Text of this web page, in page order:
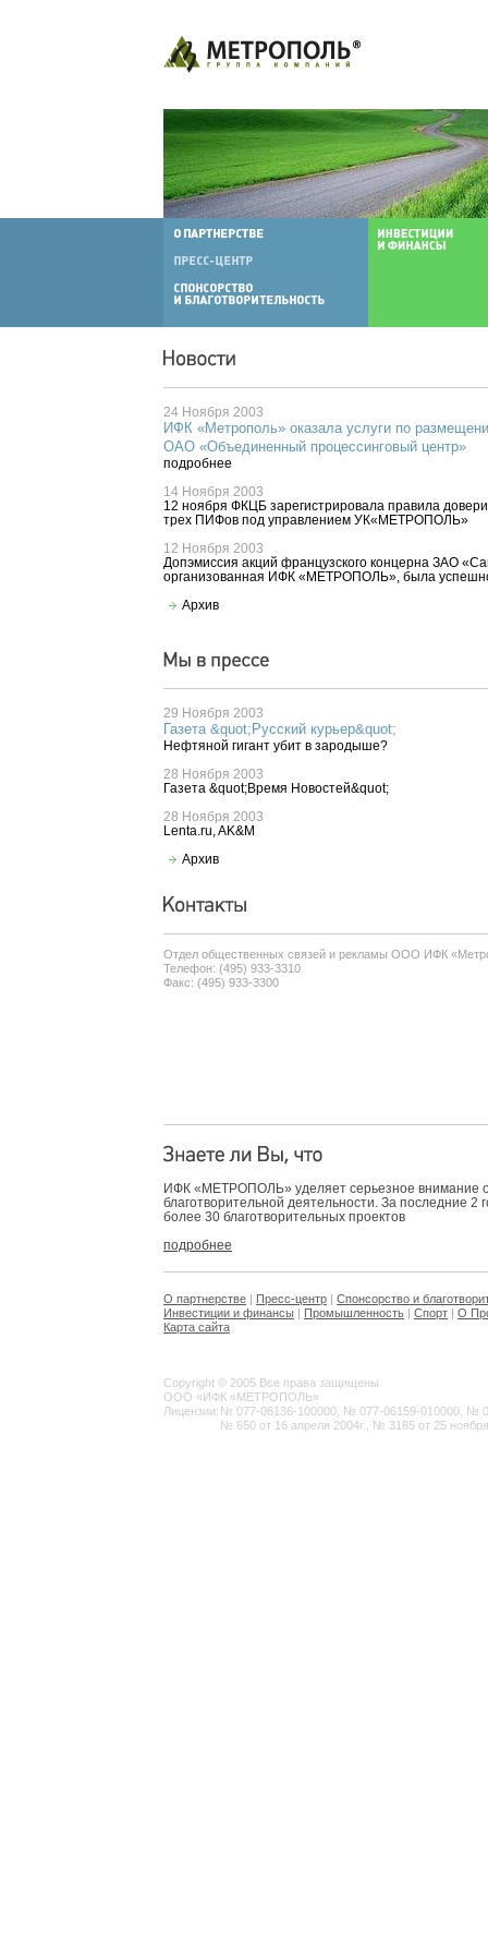
24 Ноября 2003
ИФК «Метрополь» оказала услуги по
ОАО «Объединенный процессинговый центр»
подробнее
14 Ноября 2003
12 ноября ФКЦБ зарегистрировала правила
трех ПИФов под управлением УК«МЕТРОПОЛЬ»
12 Ноября 2003
Допэмиссия акций французского концерна ЗАО
организованная ИФК «МЕТРОПОЛЬ», была
Архив
29 Ноября 2003
Газета &quot;Русский курьер&quot;
Нефтяной гигант убит в зародыше?
28 Ноября 2003
Газета &quot;Время Новостей&quot;
28 Ноября 2003
Lenta.ru, AK&M
Архив
Отдел общественных связей и рекламы ООО ИФК
Телефон: (495) 933-3310
Факс: (495) 933-3300
ИФК «МЕТРОПОЛЬ» уделяет серьезное внимание
благотворительной деятельности. За последние 2
более 30 благотворительных проектов
подробнее
О партнерстве | Пресс-центр | Спонсорство и
Инвестиции и финансы | Промышленность | Спорт | О
Карта сайта
Copyright © 2005 Все права защищены
ООО «ИФК «МЕТРОПОЛЬ»
Лицензии: № 077-06136-100000, № 077-06159-010000, №
№ 650 от 16 апреля 2004г., № 3185 от 25